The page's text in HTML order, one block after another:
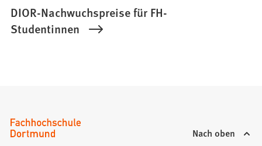
DIOR-Nachwuchspreise für FH-
Studentinnen
Nach oben